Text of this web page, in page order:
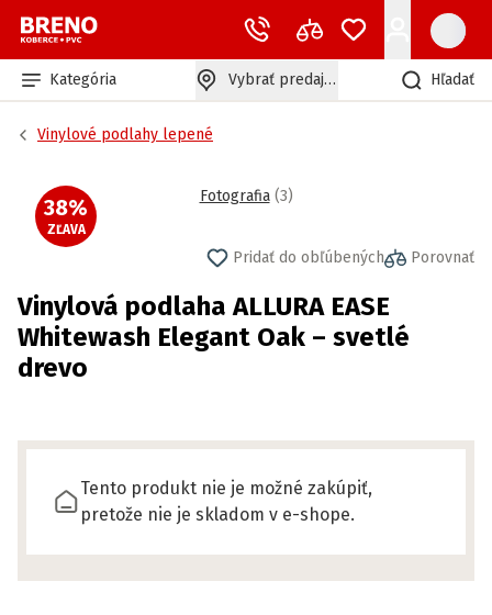
Kategória Vybrať predajňu Hľadať
Vinylové podlahy lepené
38%
ZĽAVA
Fotografia (3)
Pridať do obľúbených Porovnať
Vinylová podlaha ALLURA EASE
Whitewash Elegant Oak – svetlé
drevo
Tento produkt nie je možné zakúpiť,
pretože nie je skladom v e-shope.